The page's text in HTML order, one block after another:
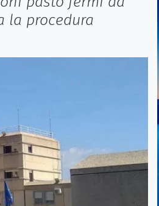
la procedura